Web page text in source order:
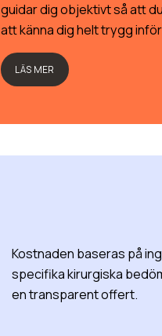
guidar dig objektivt så att
att känna dig helt trygg
LÄS MER
Kostnaden baseras på
specifika kirurgiska
en transparent offert.